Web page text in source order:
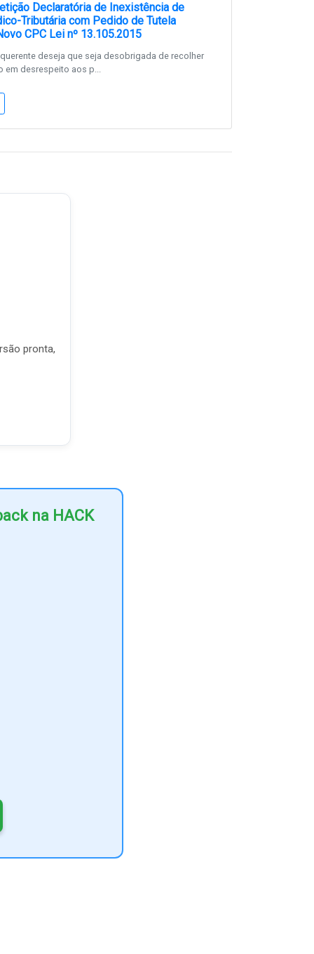
Declaratória de Inexistência de
Tributária com Pedido de Tutela
CPC Lei nº 13.105.2015
deseja que seja desobrigada de recolher
em desrespeito aos p...
pronta,
na HACK